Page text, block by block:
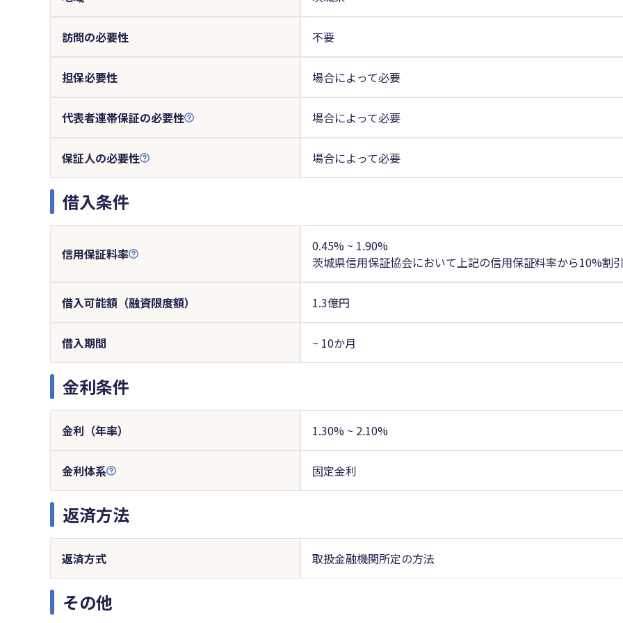
訪問の必要性 不要
担保必要性 場合によって必要
代表者連帯保証の必要性 場合によって必要
保証人の必要性 場合によって必要
借入条件
信用保証料率
0.45% ~ 1.90%
茨城県信用保証協会において上記の信用保証料率から10%割
借入可能額（融資限度額） 1.3億円
借入期間 ~ 10か月
金利条件
金利（年率） 1.30% ~ 2.10%
金利体系 固定金利
返済方法
返済方式 取扱金融機関所定の方法
その他